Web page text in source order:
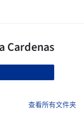
查看所有文件夹